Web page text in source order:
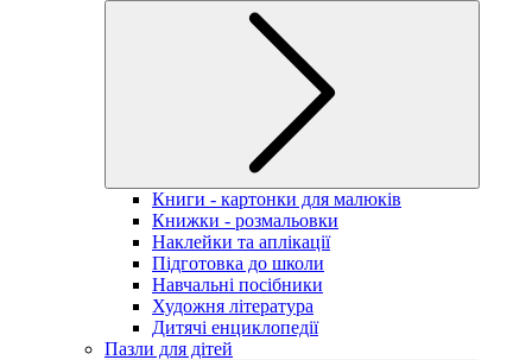
Книги - картонки для малюків
Книжки - розмальовки
Наклейки та аплікації
Підготовка до школи
Навчальні посібники
Художня література
Дитячі енциклопедії
Пазли для дітей